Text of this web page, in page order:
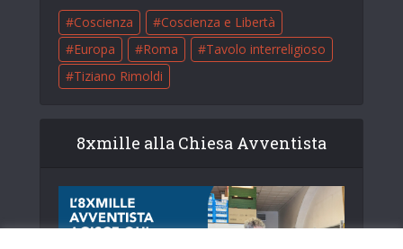
Coscienza
Coscienza e Libertà
Europa
Roma
Tavolo interreligioso
Tiziano Rimoldi
8xmille alla Chiesa Avventista